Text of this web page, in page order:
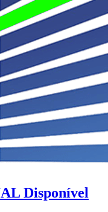
Disponível